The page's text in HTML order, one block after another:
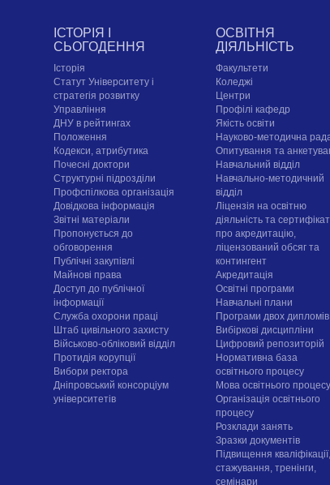
ІСТОРІЯ І
СЬОГОДЕННЯ
Історія
Статут Університету і
стратегія розвитку
Управління
ДНУ в рейтингах
Положення
Кодекси, атрибутика
Почесні доктори
Структурні підрозділи
Профспілкова організація
Довідкова інформація
Звітні матеріали
Пропонується до
обговорення
Публічні закупівлі
Майнові права
Доступ до публічної
інформації
Служба охорони праці
Штаб цивільного захисту
Військово-обліковий відділ
Протидія корупції
Вибори ректора
Дніпровський консорціум
університетів
ОСВІТНЯ
ДІЯЛЬНІСТЬ
Факультети
Коледжі
Центри
Профілі кафедр
Якість освіти
Науково-методична
Опитування та
Навчальний відділ
Навчально-методичний
відділ
Ліцензія на освітню
діяльність та
про акредитацію,
ліцензований обсяг та
контингент
Акредитація
Освітні програми
Навчальні плани
Програми двох дипломів
Вибіркові дисципліни
Цифровий репозиторій
Нормативна база
освітнього процесу
Мова освітнього процесу
Організація освітнього
процесу
Розклади занять
Зразки документів
Підвищення кваліфікації,
стажування, тренінги,
семінари